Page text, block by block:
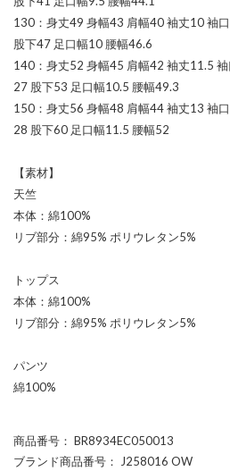
130：身丈49 身幅43 肩幅40 袖丈10 袖
股下47 足口幅10 腰幅46.6
140：身丈52 身幅45 肩幅42 袖丈11.5
27 股下53 足口幅10.5 腰幅49.3
150：身丈56 身幅48 肩幅44 袖丈13 袖
28 股下60 足口幅11.5 腰幅52
【素材】
天竺
本体：綿100%
リブ部分：綿95% ポリウレタン5%
トップス
本体：綿100%
リブ部分：綿95% ポリウレタン5%
パンツ
綿100%
商品番号 ： BR8934EC050013
ブランド商品番号 ： J258016 OW